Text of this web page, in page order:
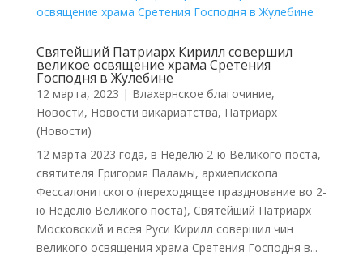
Святейший Патриарх Кирилл совершил
великое освящение храма Сретения
Господня в Жулебине
12 марта, 2023 | Влахернское благочиние,
Новости, Новости викариатства, Патриарх
(Новости)
12 марта 2023 года, в Неделю 2-ю Великого поста,
святителя Григория Паламы, архиепископа
Фессалонитского (переходящее празднование во 2-
ю Неделю Великого поста), Святейший Патриарх
Московский и всея Руси Кирилл совершил чин
великого освящения храма Сретения Господня в...